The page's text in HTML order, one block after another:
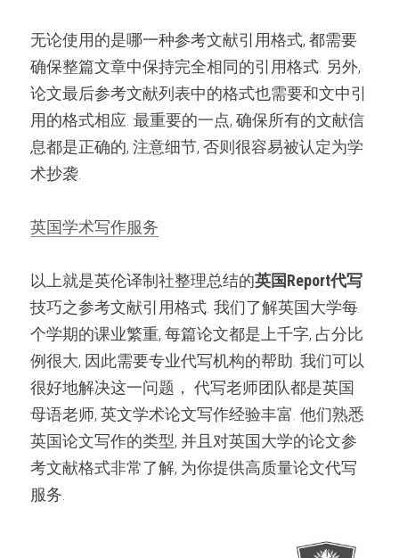
无论使用的是哪一种参考文献引用格式, 都需要
确保整篇文章中保持完全相同的引用格式. 另外,
论文最后参考文献列表中的格式也需要和文中引
用的格式相应. 最重要的一点, 确保所有的文献信
息都是正确的, 注意细节, 否则很容易被认定为学
术抄袭.
英国学术写作服务
以上就是英伦译制社整理总结的英国Report代写
技巧之参考文献引用格式. 我们了解英国大学每
个学期的课业繁重, 每篇论文都是上千字, 占分比
例很大, 因此需要专业代写机构的帮助. 我们可以
很好地解决这一问题， 代写老师团队都是英国
母语老师, 英文学术论文写作经验丰富. 他们熟悉
英国论文写作的类型, 并且对英国大学的论文参
考文献格式非常了解, 为你提供高质量论文代写
服务.